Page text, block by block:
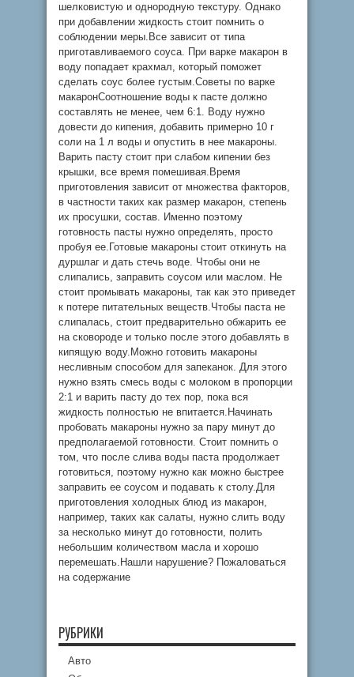
шелковистую и однородную текстуру. Однако
при добавлении жидкость стоит помнить о
соблюдении меры.Все зависит от типа
приготавливаемого соуса. При варке макарон в
воду попадает крахмал, который поможет
сделать соус более густым.Советы по варке
макаронСоотношение воды к пасте должно
составлять не менее, чем 6:1. Воду нужно
довести до кипения, добавить примерно 10 г
соли на 1 л воды и опустить в нее макароны.
Варить пасту стоит при слабом кипении без
крышки, все время помешивая.Время
приготовления зависит от множества факторов,
в частности таких как размер макарон, степень
их просушки, состав. Именно поэтому
готовность пасты нужно определять, просто
пробуя ее.Готовые макароны стоит откинуть на
дуршлаг и дать стечь воде. Чтобы они не
слипались, заправить соусом или маслом. Не
стоит промывать макароны, так как это приведет
к потере питательных веществ.Чтобы паста не
слипалась, стоит предварительно обжарить ее
на сковороде и только после этого добавлять в
кипящую воду.Можно готовить макароны
несливным способом для запеканок. Для этого
нужно взять смесь воды с молоком в пропорции
2:1 и варить пасту до тех пор, пока вся
жидкость полностью не впитается.Начинать
пробовать макароны нужно за пару минут до
предполагаемой готовности. Стоит помнить о
том, что после слива воды паста продолжает
готовиться, поэтому нужно как можно быстрее
заправить ее соусом и подавать к столу.Для
приготовления холодных блюд из макарон,
например, таких как салаты, нужно слить воду
за несколько минут до готовности, полить
небольшим количеством масла и хорошо
перемешать.Нашли нарушение? Пожаловаться
на содержание
РУБРИКИ
Авто